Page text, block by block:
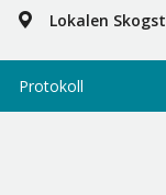
Lokalen
Protokoll